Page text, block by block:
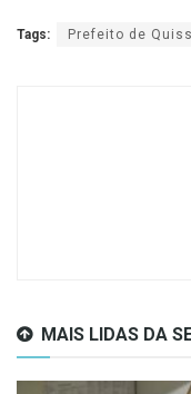
Tags: Prefeito de
MAIS LIDAS DA